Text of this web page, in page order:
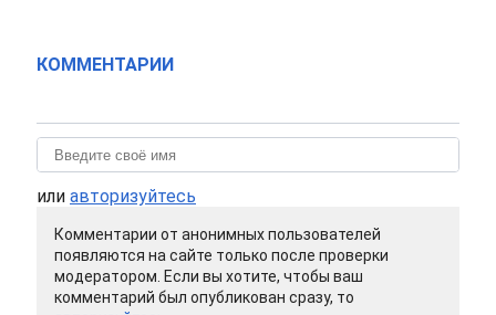
КОММЕНТАРИИ
или авторизуйтесь
Комментарии от анонимных пользователей
появляются на сайте только после проверки
модератором. Если вы хотите, чтобы ваш
комментарий был опубликован сразу, то